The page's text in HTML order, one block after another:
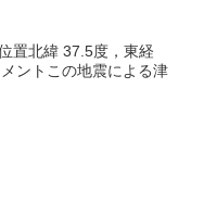
置北緯 37.5度，東経
ントこの地震による津